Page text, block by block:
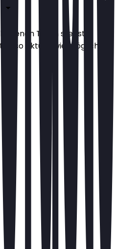
Türen stehst,
so aktuell wie möglich.